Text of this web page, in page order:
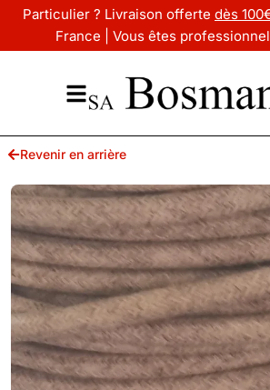
Particulier ? Livraison offerte dès
France | Vous êtes
Revenir en arrière